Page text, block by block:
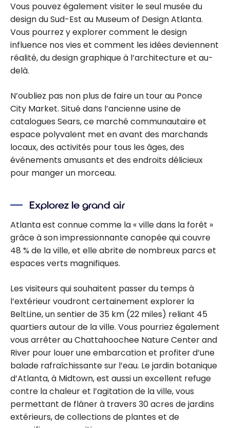
Vous pouvez également visiter le seul musée du
design du Sud-Est au Museum of Design Atlanta.
Vous pourrez y explorer comment le design
influence nos vies et comment les idées deviennent
réalité, du design graphique à l’architecture et au-
delà.
N’oubliez pas non plus de faire un tour au Ponce
City Market. Situé dans l’ancienne usine de
catalogues Sears, ce marché communautaire et
espace polyvalent met en avant des marchands
locaux, des activités pour tous les âges, des
événements amusants et des endroits délicieux
pour manger un morceau.
Explorez le grand air
Atlanta est connue comme la « ville dans la forêt »
grâce à son impressionnante canopée qui couvre
48 % de la ville, et elle abrite de nombreux parcs et
espaces verts magnifiques.
Les visiteurs qui souhaitent passer du temps à
l’extérieur voudront certainement explorer la
BeltLine, un sentier de 35 km (22 miles) reliant 45
quartiers autour de la ville. Vous pourriez également
vous arrêter au Chattahoochee Nature Center and
River pour louer une embarcation et profiter d’une
balade rafraîchissante sur l’eau. Le jardin botanique
d’Atlanta, à Midtown, est aussi un excellent refuge
contre la chaleur et l’agitation de la ville, vous
permettant de flâner à travers 30 acres de jardins
extérieurs, de collections de plantes et de